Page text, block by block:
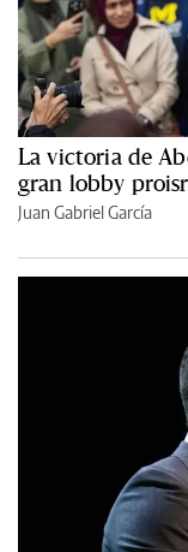
La victoria de
gran lobby
Juan Gabriel García